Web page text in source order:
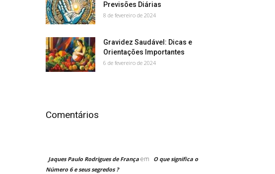
Previsões Diárias
8 de fevereiro de 2024
Gravidez Saudável: Dicas e
Orientações Importantes
6 de fevereiro de 2024
Comentários
Jaques Paulo Rodrigues de França em
O que significa o
Número 6 e seus segredos ?